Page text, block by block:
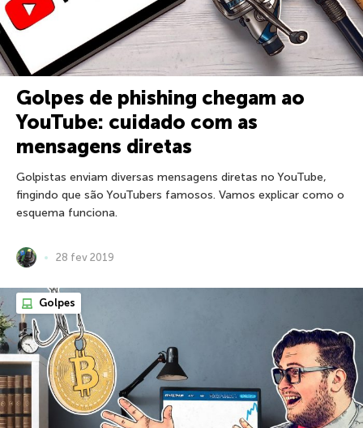
Golpes de phishing chegam ao
YouTube: cuidado com as
mensagens diretas
Golpistas enviam diversas mensagens diretas no YouTube,
fingindo que são YouTubers famosos. Vamos explicar como o
esquema funciona.
28 fev 2019
Golpes